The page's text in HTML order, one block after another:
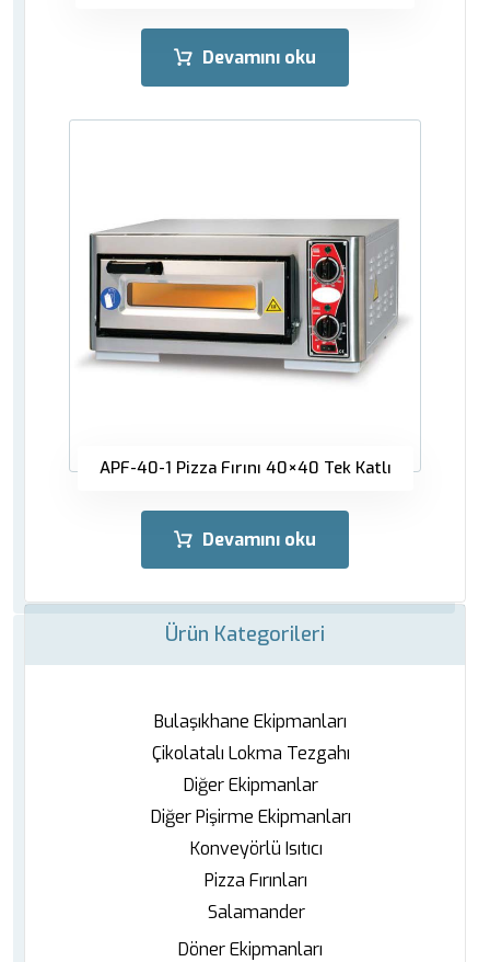
Devamını oku
APF-40-1 Pizza Fırını 40×40 Tek Katlı
Devamını oku
Ürün Kategorileri
Bulaşıkhane Ekipmanları
Çikolatalı Lokma Tezgahı
Diğer Ekipmanlar
Diğer Pişirme Ekipmanları
Konveyörlü Isıtıcı
Pizza Fırınları
Salamander
Döner Ekipmanları